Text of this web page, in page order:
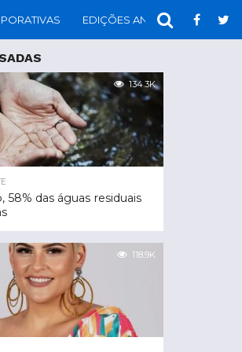
EDIÇÕES ANTERIORES
134.3K
58% das águas residuais
118.9K